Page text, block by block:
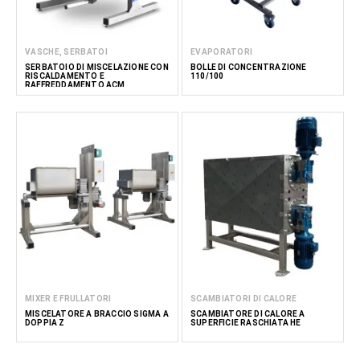
VASCHE, SERBATOI
SERBATOIO DI MISCELAZIONE CON
RISCALDAMENTO E
RAFFREDDAMENTO ACM
EVAPORATORI
BOLLE DI CONCENTRAZIONE
110/100
MIXER E FRULLATORI
MISCELATORE A BRACCIO SIGMA A
DOPPIA Z
SCAMBIATORI DI CALORE
SCAMBIATORE DI CALORE A
SUPERFICIE RASCHIATA HE